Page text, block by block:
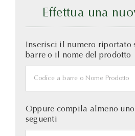
Effettua una
Inserisci il numero riportato
barre o il nome del prodotto
Oppure compila almeno
seguenti